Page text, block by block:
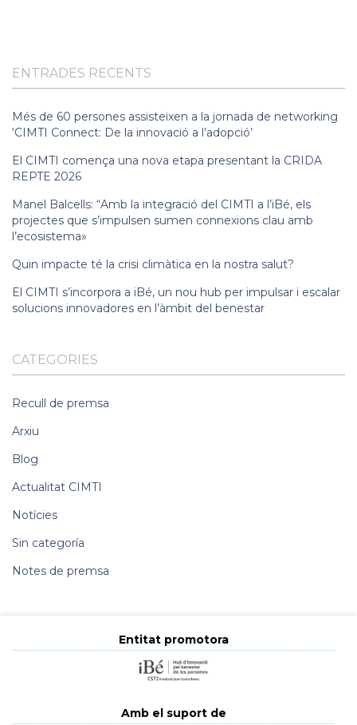
ENTRADES RECENTS
Més de 60 persones assisteixen a la jornada de networking
‘CIMTI Connect: De la innovació a l’adopció’
El CIMTI comença una nova etapa presentant la CRIDA
REPTE 2026
Manel Balcells: “Amb la integració del CIMTI a l’iBé, els
projectes que s’impulsen sumen connexions clau amb
l’ecosistema»
Quin impacte té la crisi climàtica en la nostra salut?
El CIMTI s’incorpora a iBé, un nou hub per impulsar i escalar
solucions innovadores en l’àmbit del benestar
CATEGORIES
Recull de premsa
Arxiu
Blog
Actualitat CIMTI
Notícies
Sin categoría
Notes de premsa
Entitat promotora
Amb el suport de